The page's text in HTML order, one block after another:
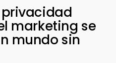
marketing se
mundo sin